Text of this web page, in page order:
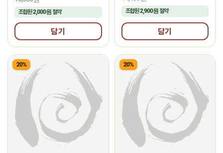
조합원2,000원 절약
담기
조합원2,900원절약
담기
20% 20%